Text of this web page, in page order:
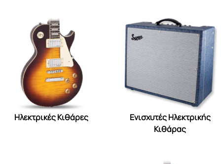
Ηλεκτρικές Κιθάρες
Ενισχυτές Ηλεκτρικής
Κιθάρας